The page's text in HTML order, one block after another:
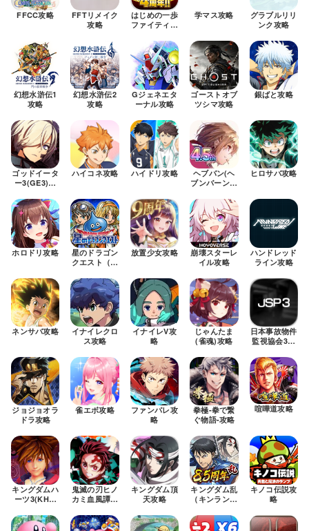
FFCC攻略
FFTリメイク
攻略
はじめの一歩
ファイティン
学マス攻略
グラブルリリ
ンク攻略
幻想水滸伝1
攻略
幻想水滸伝2
攻略
Gジェネエタ
ーナル攻略
ゴーストオブ
ツシマ攻略
銀ばと攻略
ゴッドイータ
ー3(GE3)攻
ハイコネ攻略 ハイドリ攻略
ヘブバン(ヘ
ブンバーンズ
ヒロサバ攻略
ホロドリ攻略
星のドラゴン
クエスト（星
放置少女攻略
崩壊スターレ
イル攻略
ハンドレッド
ライン攻略
ネンサバ攻略
イナイレクロ
ス攻略
イナイレV攻
略
じゃんたま
(雀魂)攻略
日本事故物件
監視協会3攻
ジョジョオラ
ドラ攻略
雀エボ攻略
ファンパレ攻
略
拳極-拳で繋
ぐ物語-攻略
喧嘩道攻略
キングダムハ
ーツ3(KH3)
鬼滅の刃ヒノ
カミ血風譚攻
キングダム頂
天攻略
キングダム乱
（キンラン）
キノコ伝説攻
略